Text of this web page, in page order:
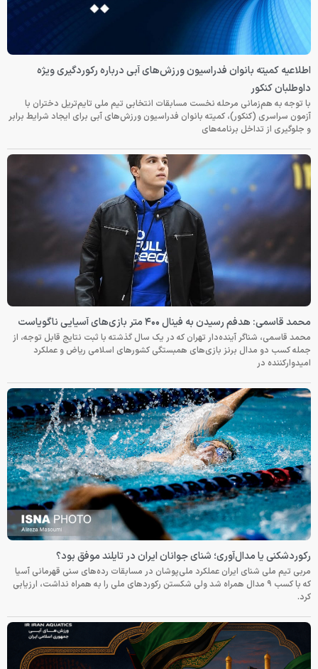
اطلاعیه کمیته بانوان فدراسیون ورزش‌های آبی درباره رکوردگیری ویژه
داوطلبان کنکور
با توجه به هم‌زمانی مرحله نخست مسابقات انتخابی تیم ملی تایم‌تریل دختران با
آزمون سراسری (کنکور)، کمیته بانوان فدراسیون ورزش‌های آبی برای ایجاد شرایط برابر
و جلوگیری از تداخل برنامه‌های
محمد قاسمی: هدفم رسیدن به فینال ۴۰۰ متر بازی‌های آسیایی ناگویاست
محمد قاسمی، شناگر آینده‌دار تهران که در یک سال گذشته با ثبت نتایج قابل توجه، از
جمله کسب دو مدال برنز بازی‌های همبستگی کشورهای اسلامی ریاض و عملکرد
امیدوارکننده در
رکوردشکنی یا مدال‌آوری؛ شنای جوانان ایران در تایلند موفق بود؟
مربی تیم ملی شنای ایران عملکرد ملی‌پوشان در مسابقات رده‌های سنی قهرمانی آسیا
که با کسب ۹ مدال همراه شد ولی شکستن رکوردهای ملی را به همراه نداشت، ارزیابی
کرد.